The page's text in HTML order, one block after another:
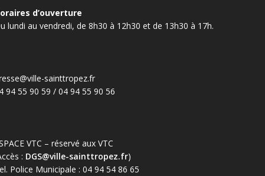
d’ouverture
lundi au vendredi, de 8h30 à 12h30 et de 13h30 à 17h.
sainttropez.fr
94 55 90 59 / 04 94 55 90 56
VTC – réservé aux VTC
: DGS@ville-sainttropez.fr)
Police Municipale : 04 94 54 86 65